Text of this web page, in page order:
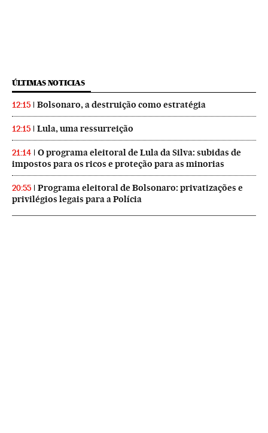
ÚLTIMAS NOTICIAS
12:15 Bolsonaro, a destruição como estratégia
12:15 Lula, uma ressurreição
21:14
O programa eleitoral de Lula da Silva: subidas de
impostos para os ricos e proteção para as minorias
20:55
Programa eleitoral de Bolsonaro: privatizações e
privilégios legais para a Polícia